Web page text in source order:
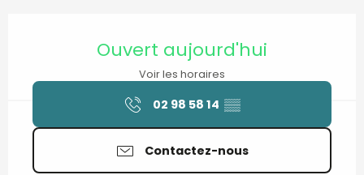
Ouvert aujourd'hui
Voir les horaires
02 98 58 14 ▒▒
Contactez-nous